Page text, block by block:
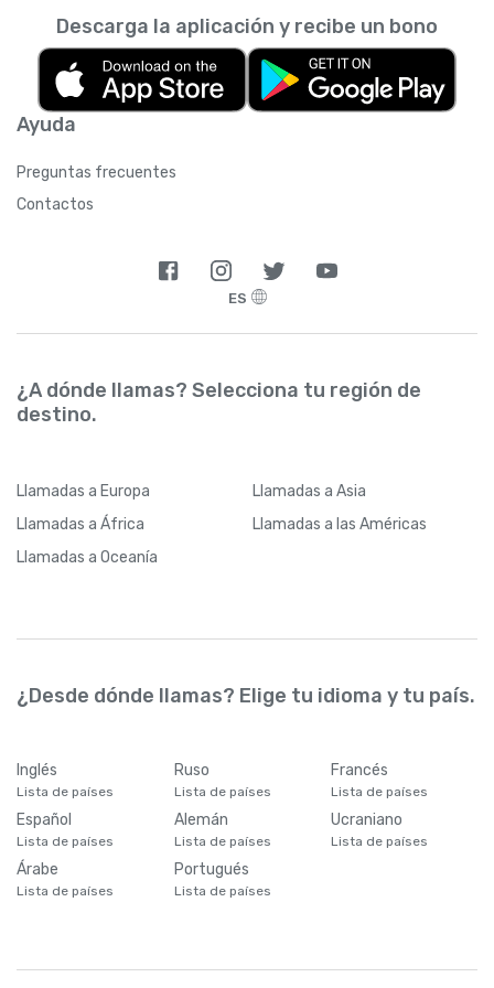
Ayuda
Preguntas frecuentes
Contactos
Descarga la aplicación y recibe un bono
ES
¿A dónde llamas? Selecciona tu región de
destino.
Llamadas a Europa Llamadas a Asia
Llamadas a África Llamadas a las Américas
Llamadas a Oceanía
¿Desde dónde llamas? Elige tu idioma y tu país.
Inglés
Lista de países
Ruso
Lista de países
Francés
Lista de países
Español
Lista de países
Alemán
Lista de países
Ucraniano
Lista de países
Árabe
Lista de países
Portugués
Lista de países